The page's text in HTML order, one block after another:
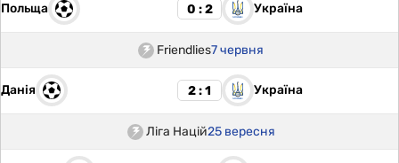
Польща 0 : 2 Україна
Friendlies7 червня
Данія 2 : 1 Україна
Ліга Націй25 вересня